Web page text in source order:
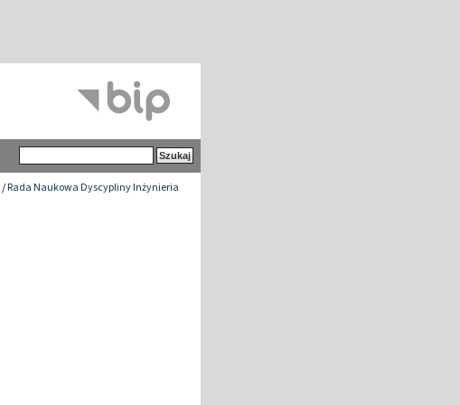
/Rada Naukowa Dyscypliny Inżynieria